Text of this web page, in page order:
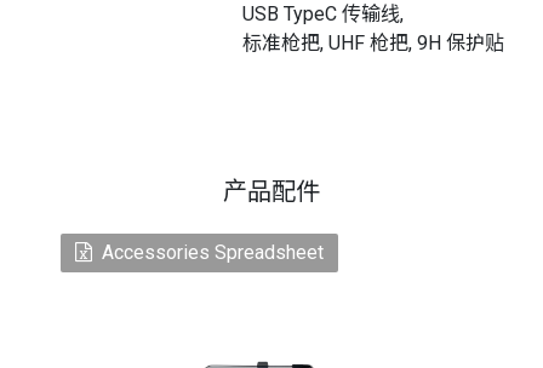
USB TypeC 传输线,
标准枪把, UHF 枪把, 9H 保护贴
产品配件
Accessories Spreadsheet